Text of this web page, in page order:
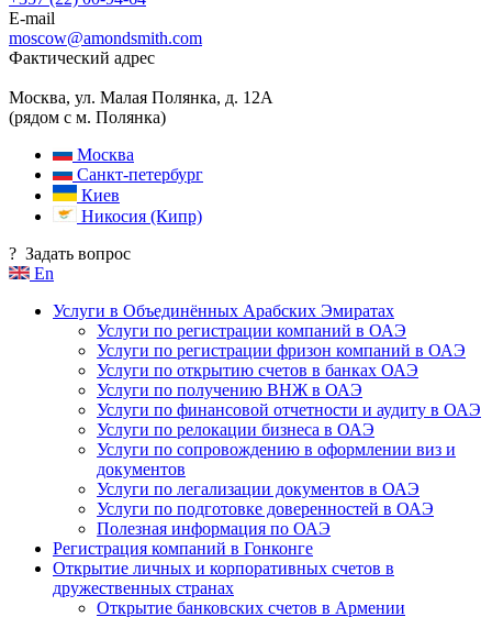
E-mail
moscow@amondsmith.com
Фактический адрес
Москва, ул. Малая Полянка, д. 12А
(рядом с м. Полянка)
Москва
Санкт-петербург
Киев
Никосия (Кипр)
? Задать вопрос
En
Услуги в Объединённых Арабских Эмиратах
Услуги по регистрации компаний в ОАЭ
Услуги по регистрации фризон компаний в ОАЭ
Услуги по открытию счетов в банках ОАЭ
Услуги по получению ВНЖ в ОАЭ
Услуги по финансовой отчетности и аудиту в ОАЭ
Услуги по релокации бизнеса в ОАЭ
Услуги по сопровождению в оформлении виз и
документов
Услуги по легализации документов в ОАЭ
Услуги по подготовке доверенностей в ОАЭ
Полезная информация по ОАЭ
Регистрация компаний в Гонконге
Открытие личных и корпоративных счетов в
дружественных странах
Открытие банковских счетов в Армении